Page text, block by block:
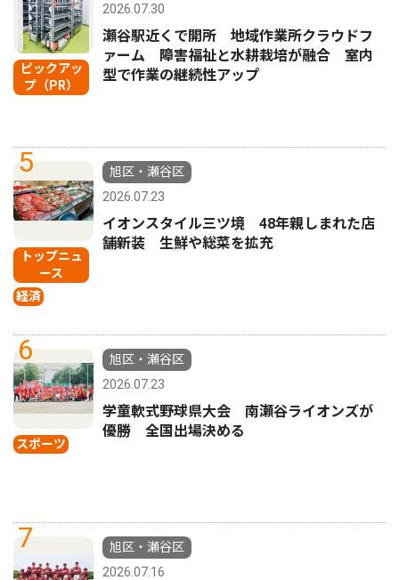
ピックアッ
プ（PR）
2026.07.30
瀬谷駅近くで開所 地域作業所クラウドフ
ァーム 障害福祉と水耕栽培が融合 室内
型で作業の継続性アップ
5
トップニュ
ース
経済
旭区・瀬谷区
2026.07.23
イオンスタイル三ツ境 48年親しまれた店
舗新装 生鮮や総菜を拡充
6
スポーツ
旭区・瀬谷区
2026.07.23
学童軟式野球県大会 南瀬谷ライオンズが
優勝 全国出場決める
7
旭区・瀬谷区
2026.07.16